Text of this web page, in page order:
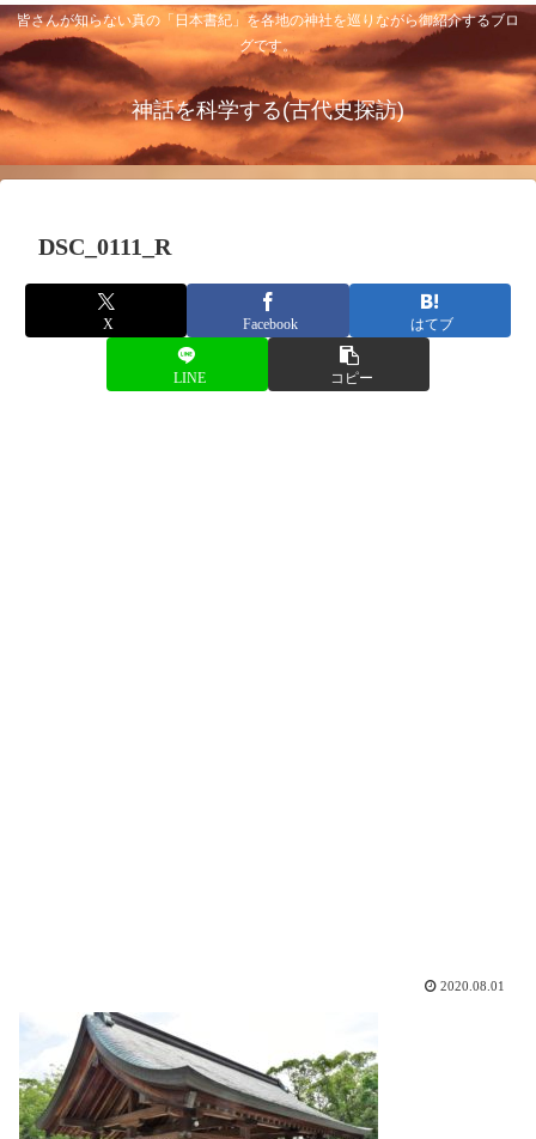
皆さんが知らない真の「日本書紀」を各地の神社を巡りながら御紹介するブロ
グです。
神話を科学する(古代史探訪)
DSC_0111_R
X Facebook はてブ
LINE コピー
2020.08.01